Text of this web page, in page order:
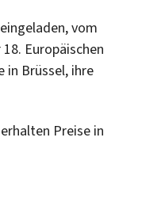
vom
Europäischen
in Brüssel, ihre
Preise in